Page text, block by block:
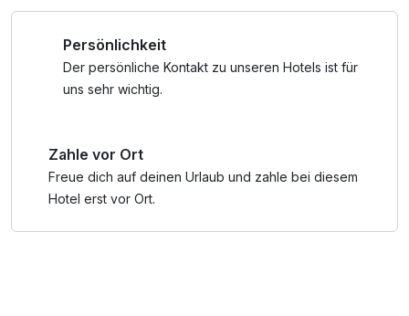
Persönlichkeit
Der persönliche Kontakt zu unseren Hotels ist für
uns sehr wichtig.
Zahle vor Ort
Freue dich auf deinen Urlaub und zahle bei diesem
Hotel erst vor Ort.